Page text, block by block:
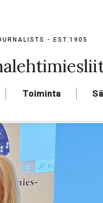
- EST.1905
Toiminta